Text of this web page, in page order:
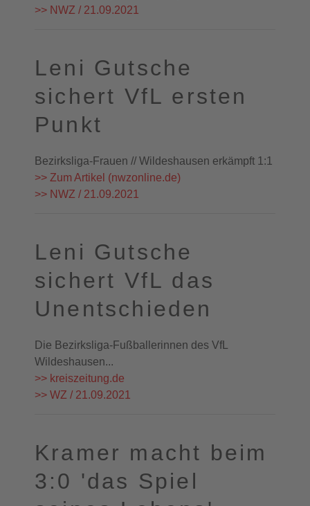
>> NWZ / 21.09.2021
Leni Gutsche
sichert VfL ersten
Punkt
Bezirksliga-Frauen // Wildeshausen erkämpft 1:1
>> Zum Artikel (nwzonline.de)
>> NWZ / 21.09.2021
Leni Gutsche
sichert VfL das
Unentschieden
Die Bezirksliga-Fußballerinnen des VfL
Wildeshausen...
>> kreiszeitung.de
>> WZ / 21.09.2021
Kramer macht beim
3:0 'das Spiel